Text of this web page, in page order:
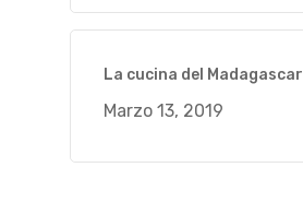
La cucina del Madagascar
Marzo 13, 2019